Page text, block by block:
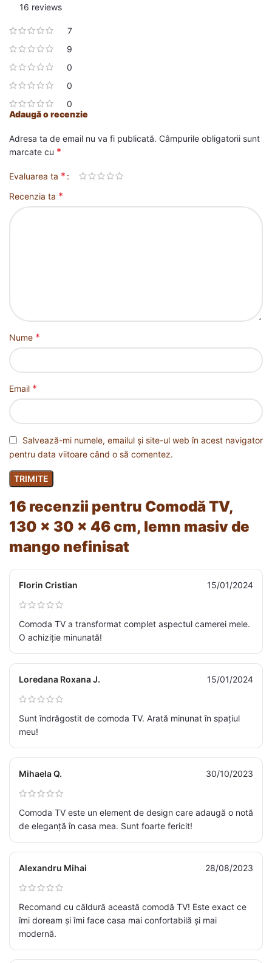
16 reviews
7
9
0
0
0
16 recenzii pentru Comodă TV,
130 x 30 x 46 cm, lemn masiv de
mango nefinisat
Florin Cristian 15/01/2024
Comoda TV a transformat complet aspectul camerei mele.
O achiziție minunată!
Loredana Roxana J. 15/01/2024
Sunt îndrăgostit de comoda TV. Arată minunat în spațiul
meu!
Mihaela Q. 30/10/2023
Comoda TV este un element de design care adaugă o notă
de eleganță în casa mea. Sunt foarte fericit!
Alexandru Mihai 28/08/2023
Recomand cu căldură această comodă TV! Este exact ce
îmi doream și îmi face casa mai confortabilă și mai
modernă.
Adaugă o recenzie
Adresa ta de email nu va fi publicată. Câmpurile obligatorii sunt
marcate cu *
Evaluarea ta *
Recenzia ta *
Nume *
Email *
Salvează-mi numele, emailul și site-ul web în acest navigator
pentru data viitoare când o să comentez.